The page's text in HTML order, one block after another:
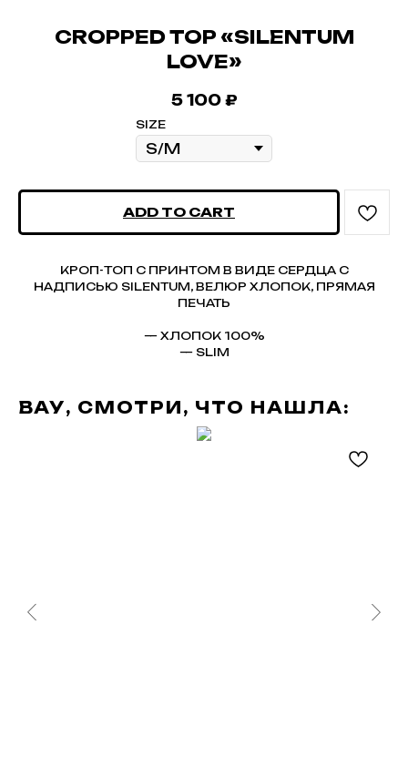
CROPPED TOP «SILENTUM
LOVE»
5 100 ₽
SIZE
ADD TO CART
КРОП-ТОП С ПРИНТОМ В ВИДЕ СЕРДЦА С
НАДПИСЬЮ SILENTUM, ВЕЛЮР ХЛОПОК, ПРЯМАЯ
ПЕЧАТЬ
— ХЛОПОК 100%
— SLIM
ВАУ, СМОТРИ, ЧТО НАШЛА: